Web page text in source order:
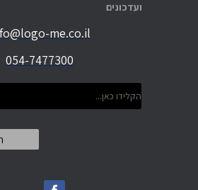
ועדכונים
me.co.il
054-7477300